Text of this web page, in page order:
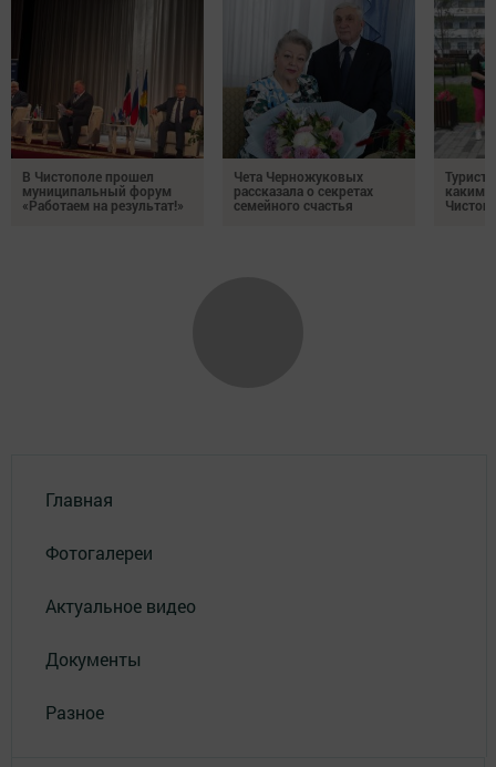
В Чистополе прошел
муниципальный форум
«Работаем на результат!»
Чета Черножуковых
рассказала о секретах
семейного счастья
каким
Главная
Фотогалереи
Актуальное видео
Документы
Разное